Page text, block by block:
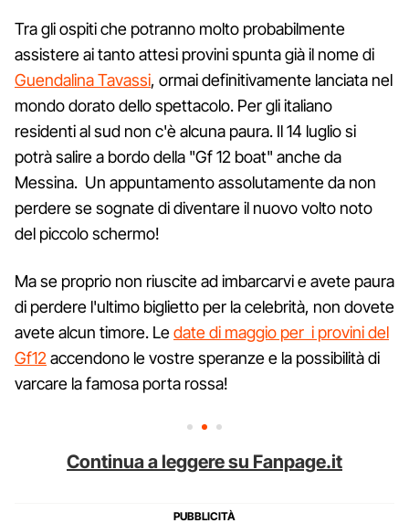
Tra gli ospiti che potranno molto probabilmente
assistere ai tanto attesi provini spunta già il nome di
Guendalina Tavassi, ormai definitivamente lanciata nel
mondo dorato dello spettacolo. Per gli italiano
residenti al sud non c'è alcuna paura. Il 14 luglio si
potrà salire a bordo della "Gf 12 boat" anche da
Messina. Un appuntamento assolutamente da non
perdere se sognate di diventare il nuovo volto noto
del piccolo schermo!
Ma se proprio non riuscite ad imbarcarvi e avete paura
di perdere l'ultimo biglietto per la celebrità, non dovete
avete alcun timore. Ledate di maggio per i provini del
Gf12 accendono le vostre speranze e la possibilità di
varcare la famosa porta rossa!
Continua a leggere su Fanpage.it